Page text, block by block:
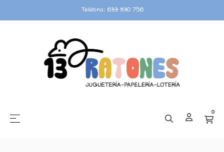
Teléfono: 633 830 756
Navegación de palanca
☰ 0